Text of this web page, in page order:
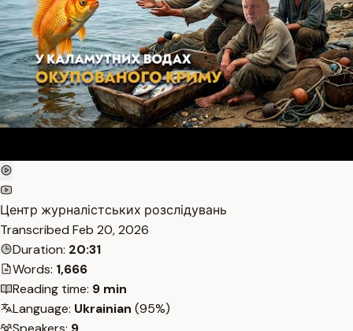
Центр журналістських розслідувань
Transcribed Feb 20, 2026
Duration: 20:31
Words: 1,666
Reading time: 9 min
Language: Ukrainian (95%)